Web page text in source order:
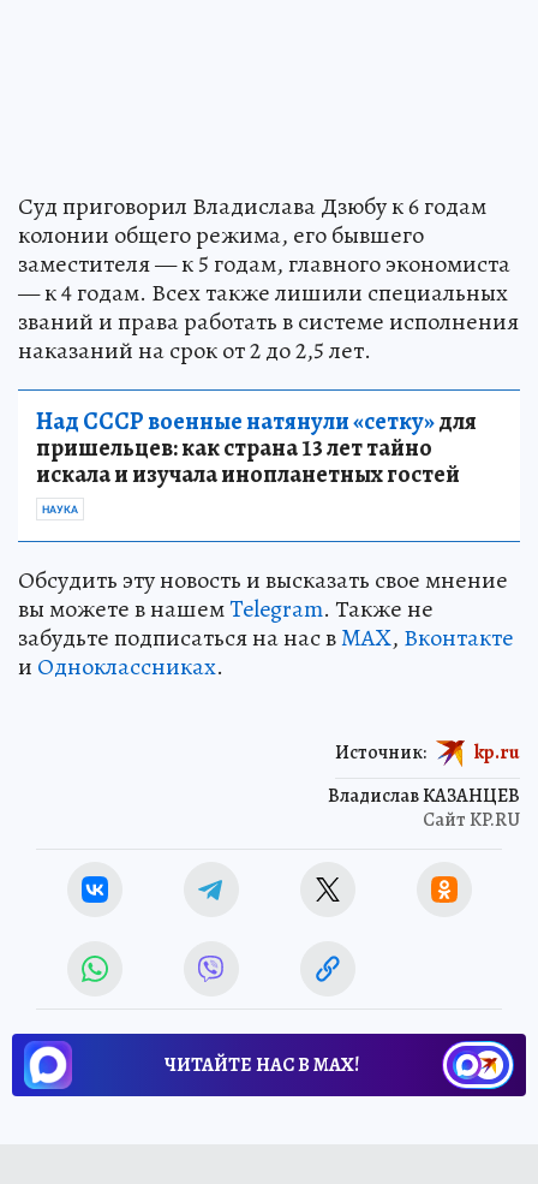
Суд приговорил Владислава Дзюбу к 6 годам
колонии общего режима, его бывшего
заместителя — к 5 годам, главного экономиста
— к 4 годам. Всех также лишили специальных
званий и права работать в системе исполнения
наказаний на срок от 2 до 2,5 лет.
Над СССР военные натянули «сетку»для
пришельцев: как страна 13 лет тайно
искала и изучала инопланетных гостей
НАУКА
Обсудить эту новость и высказать свое мнение
вы можете в нашемTelegram. Также не
забудьте подписаться на нас вMAX, Вконтакте
и Одноклассниках.
Владислав КАЗАНЦЕВ
Сайт KP.RU
Источник: kp.ru
ЧИТАЙТЕ НАС В МАХ!